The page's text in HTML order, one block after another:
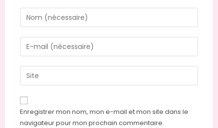
Enter
your
name
or
to
comment
Enter
your
email
address
comment
Saisir
l’URL
de
votre
site
Enregistrer mon nom, mon e-mail et mon site dans le
navigateur pour mon prochain commentaire.